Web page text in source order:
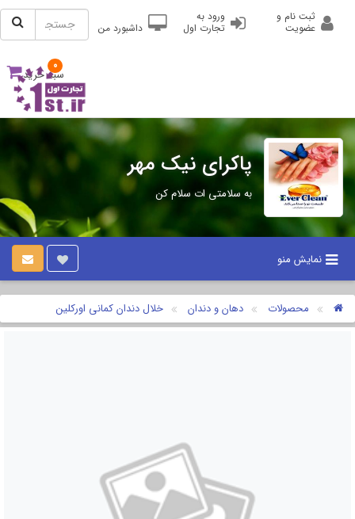
ثبت نام و
عضویت
ورود به
تجارت اول داشبورد من
0
سبد خرید
پاکرای نیک مهر
به سلامتی ات سلام کن
نمایش منو
محصولات دهان و دندان خلال دندان کمانی اورکلین